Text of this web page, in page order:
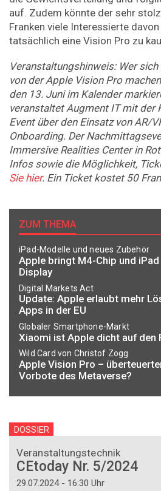
auf. Zudem könnte der sehr
Franken viele Interessierte
tatsächlich eine Vision Pro zu
Veranstaltungshinweis: Wer
von der Apple Vision Pro
den 13. Juni im Kalender
veranstaltet Augment IT mit der
Event über den Einsatz von AR/
Onboarding. Der
Immersive Realities Center in
Infos sowie die Möglichkeit,
Sie hier. Ein Ticket kostet 50
ZUM THEMA
iPad-Modelle und neues Zubehör
Apple bringt M4-Chip und
Display
Digital Markets Act
Update: Apple erlaubt mehr
Apps in der EU
Globaler Smartphone-Markt
Xiaomi ist Apple dicht auf den
Wild Card von Christof Zogg
Apple Vision Pro –
Vorbote des Metaverse?
DOSSIER
Veranstaltungstechnik
CEtoday Nr. 5/2024
29.07.2024 - 16:30 Uhr